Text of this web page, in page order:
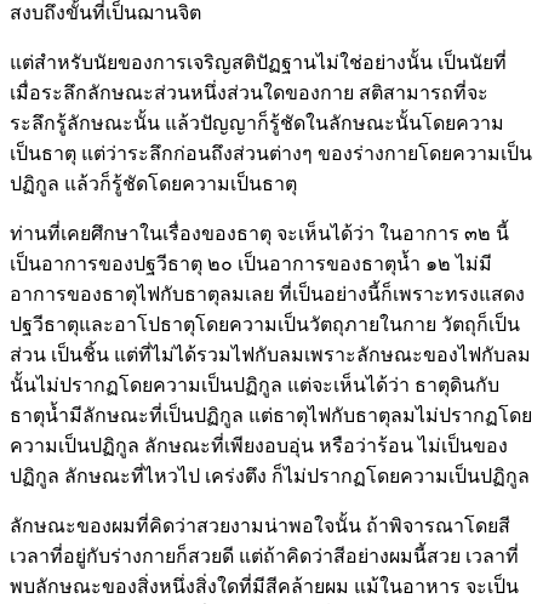
สงบถึงขั้นที่เป็นฌานจิต
แต่สำหรับนัยของการเจริญสติปัฏฐานไม่ใช่อย่างนั้น เป็นนัยที่
เมื่อระลึกลักษณะส่วนหนึ่งส่วนใดของกาย สติสามารถที่จะ
ระลึกรู้ลักษณะนั้น แล้วปัญญาก็รู้ชัดในลักษณะนั้นโดยความ
เป็นธาตุ แต่ว่าระลึกก่อนถึงส่วนต่างๆ ของร่างกายโดยความเป็น
ปฏิกูล แล้วก็รู้ชัดโดยความเป็นธาตุ
ท่านที่เคยศึกษาในเรื่องของธาตุ จะเห็นได้ว่า ในอาการ ๓๒ นี้
เป็นอาการของปฐวีธาตุ ๒๐ เป็นอาการของธาตุน้ำ ๑๒ ไม่มี
อาการของธาตุไฟกับธาตุลมเลย ที่เป็นอย่างนี้ก็เพราะทรงแสดง
ปฐวีธาตุและอาโปธาตุโดยความเป็นวัตถุภายในกาย วัตถุก็เป็น
ส่วน เป็นชิ้น แต่ที่ไม่ได้รวมไฟกับลมเพราะลักษณะของไฟกับลม
นั้นไม่ปรากฏโดยความเป็นปฏิกูล แต่จะเห็นได้ว่า ธาตุดินกับ
ธาตุน้ำมีลักษณะที่เป็นปฏิกูล แต่ธาตุไฟกับธาตุลมไม่ปรากฏโดย
ความเป็นปฏิกูล ลักษณะที่เพียงอบอุ่น หรือว่าร้อน ไม่เป็นของ
ปฏิกูล ลักษณะที่ไหวไป เคร่งตึง ก็ไม่ปรากฏโดยความเป็นปฏิกูล
ลักษณะของผมที่คิดว่าสวยงามน่าพอใจนั้น ถ้าพิจารณาโดยสี
เวลาที่อยู่กับร่างกายก็สวยดี แต่ถ้าคิดว่าสีอย่างผมนี้สวย เวลาที่
พบลักษณะของสิ่งหนึ่งสิ่งใดที่มีสีคล้ายผม แม้ในอาหาร จะเป็น